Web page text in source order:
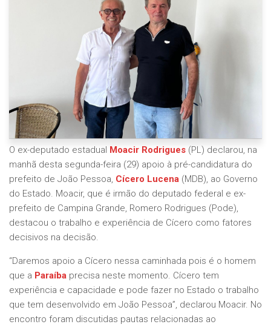
O ex-deputado estadual Moacir Rodrigues (PL) declarou, na
manhã desta segunda-feira (29) apoio à pré-candidatura do
prefeito de João Pessoa, Cícero Lucena (MDB), ao Governo
do Estado. Moacir, que é irmão do deputado federal e ex-
prefeito de Campina Grande, Romero Rodrigues (Pode),
destacou o trabalho e experiência de Cícero como fatores
decisivos na decisão.
“Daremos apoio a Cícero nessa caminhada pois é o homem
que a Paraíba precisa neste momento. Cícero tem
experiência e capacidade e pode fazer no Estado o trabalho
que tem desenvolvido em João Pessoa”, declarou Moacir. No
encontro foram discutidas pautas relacionadas ao